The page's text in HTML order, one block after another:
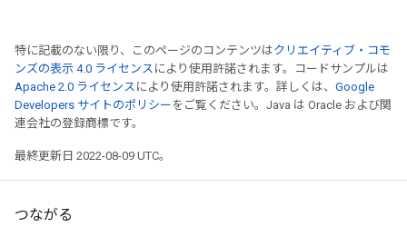
特に記載のない限り、このページのコンテンツはクリエイティブ・コモ
ンズの表示 4.0 ライセンス により使用許諾されます。コードサンプルは
Apache 2.0 ライセンス により使用許諾されます。詳しくは、 Google
Developers サイトのポリシー をご覧ください。Java は Oracle および関
連会社の登録商標です。
最終更新日 2022-08-09 UTC。
つながる